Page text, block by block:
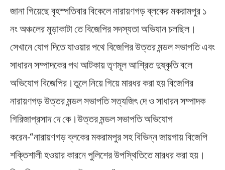
জানা গিয়েছে বৃহস্পতিবার বিকেলে নারায়ণগড় ব্লকের মকরামপুর ১
নং অঞ্চলের মুড়াকাটা তে বিজেপির সদস্যতা অভিযান চলছিল।
সেখানে যোগ দিতে যাওয়ার পথে বিজেপির উত্তর মন্ডল সভাপতি এবং
সাধারন সম্পাদকের পথ আটকায় তৃণমূল আশ্রিত দুষ্কৃতি বলে
অভিযোগ বিজেপির।তুলে নিয়ে গিয়ে মারধর করা হয় বিজেপির
নারায়ণগড় উত্তর মন্ডল সভাপতি সত্যজিৎ দে ও সাধারন সম্পাদক
গিরিজাপ্রসাদ দে কে।উত্তর মন্ডল সভাপতি অভিযোগ
করেন-“নারায়ণগড় ব্লকের মকরামপুর সহ বিভিন্ন জায়গায় বিজেপি
শক্তিশালী হওয়ার কারনে পুলিশের উপস্থিতিতে মারধর করা হয়।